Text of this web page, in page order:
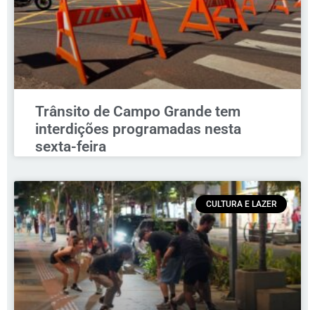
Trânsito de Campo Grande tem
interdições programadas nesta
sexta-feira
CULTURA E LAZER